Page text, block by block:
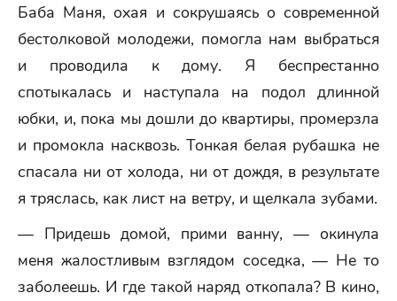
Баба Маня, охая и сокрушаясь о современной
бестолковой молодежи, помогла нам выбраться
и проводила к дому. Я беспрестанно
спотыкалась и наступала на подол длинной
юбки, и, пока мы дошли до квартиры, промерзла
и промокла насквозь. Тонкая белая рубашка не
спасала ни от холода, ни от дождя, в результате
я тряслась, как лист на ветру, и щелкала зубами.
— Придешь домой, прими ванну, — окинула
меня жалостливым взглядом соседка, — Не то
заболеешь. И где такой наряд откопала? В кино,